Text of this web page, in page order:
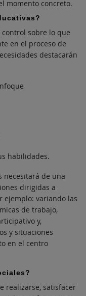
momento concreto.
sobre lo que
en el proceso de
destacarán
habilidades.
necesitará de una
dirigidas a
ejemplo: variando las
de trabajo,
y,
y situaciones
en el centro
realizarse, satisfacer